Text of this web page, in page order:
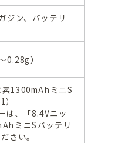
ジン、バッテリ
0.28g）
1300mAhミニS
は、「8.4Vニッ
ミニSバッテリ
さい。